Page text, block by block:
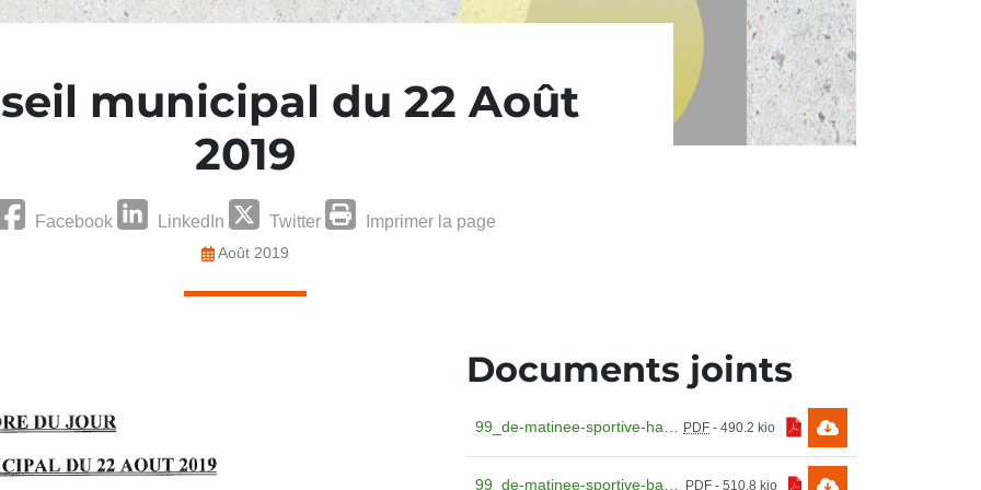
municipal du 22 Août
2019
Facebook LinkedIn Twitter Imprimer la page
Août 2019
Documents joints
PDF -490.2 kio
PDF - 510.8 kio